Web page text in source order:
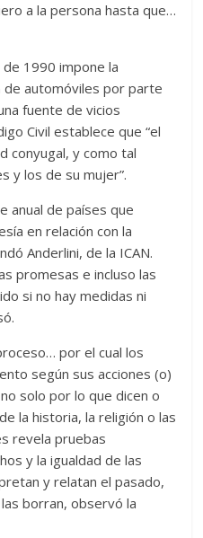
a la persona hasta que…
de 1990 impone la
de automóviles por parte
fuente de vicios
Civil establece que “el
conyugal, y como tal
y los de su mujer”.
anual de países que
en relación con la
Anderlini, de la ICAN.
promesas e incluso las
si no hay medidas ni
por el cual los
según sus acciones (o)
solo por lo que dicen o
la historia, la religión o las
revela pruebas
y la igualdad de las
y relatan el pasado,
borran, observó la